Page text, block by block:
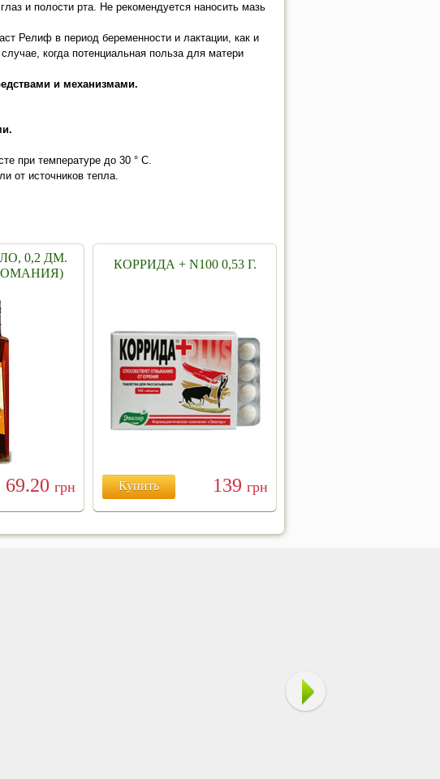
и полости рта. Не рекомендуется наносить мазь
Релиф в период беременности и лактации, как и
когда потенциальная польза для матери
и механизмами.
при температуре до 30 ° С.
от источников тепла.
0,2 ДМ.
69.20 грн
КОРРИДА + N100 0,53 Г.
Купить 139 грн